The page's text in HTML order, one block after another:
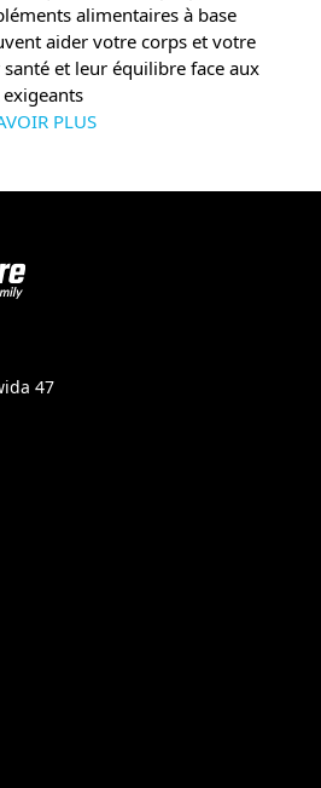
alimentaires à base
aider votre corps et votre
et leur équilibre face aux
PLUS
47